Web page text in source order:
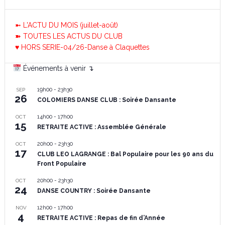
➼ L'ACTU DU MOIS (juillet-août)
➽ TOUTES LES ACTUS DU CLUB
♥ HORS SERIE-04/26-Danse à Claquettes
Événements à venir ↴
SEP
26
19h00- 23h30
COLOMIERS DANSE CLUB : Soirée Dansante
OCT
15
14h00- 17h00
RETRAITE ACTIVE : Assemblée Générale
OCT
17
20h00- 23h30
CLUB LEO LAGRANGE : Bal Populaire pour les 90 ans du
Front Populaire
OCT
24
20h00- 23h30
DANSE COUNTRY : Soirée Dansante
NOV
4
12h00- 17h00
RETRAITE ACTIVE : Repas de fin d’Année